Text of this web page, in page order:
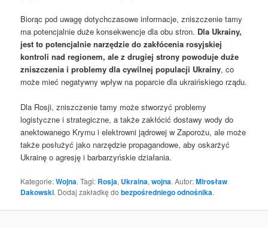
Biorąc pod uwagę dotychczasowe informacje, zniszczenie tamy
ma potencjalnie duże konsekwencje dla obu stron. Dla Ukrainy,
jest to potencjalnie narzędzie do zakłócenia rosyjskiej
kontroli nad regionem, ale z drugiej strony powoduje duże
zniszczenia i problemy dla cywilnej populacji Ukrainy, co
może mieć negatywny wpływ na poparcie dla ukraińskiego rządu.
Dla Rosji, zniszczenie tamy może stworzyć problemy
logistyczne i strategiczne, a także zakłócić dostawy wody do
anektowanego Krymu i elektrowni jądrowej w Zaporożu, ale może
także posłużyć jako narzędzie propagandowe, aby oskarżyć
Ukrainę o agresję i barbarzyńskie działania.
Kategorie:Wojna. Tagi: Rosja, Ukraina,wojna. Autor:Mirosław
Dakowski. Dodaj zakładkę dobezpośredniego odnośnika.